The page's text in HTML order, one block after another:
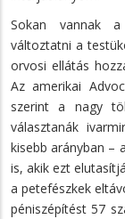
Sokan vannak
változtatni a
orvosi ellátás
Az amerikai
szerint a nagy
választanák
kisebb arányban –
is, akik ezt
a petefészkek
péniszépítést 57